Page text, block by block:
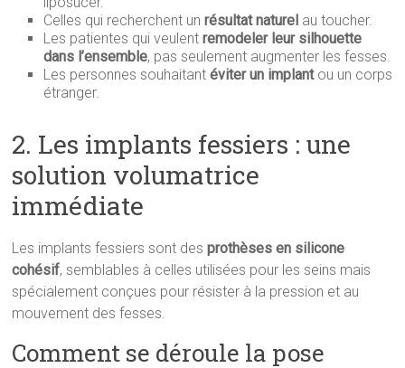
Celles qui recherchent unrésultat naturel au toucher.
Les patientes qui veulentremodeler leur silhouette
dans l’ensemble, pas seulement augmenter les fesses.
Les personnes souhaitantéviter un implantou un corps
étranger.
2. Les implants fessiers : une
solution volumatrice
immédiate
Les implants fessiers sont desprothèses en silicone
cohésif, semblables à celles utilisées pour les seins mais
spécialement conçues pour résister à la pression et au
mouvement des fesses.
Comment se déroule la pose